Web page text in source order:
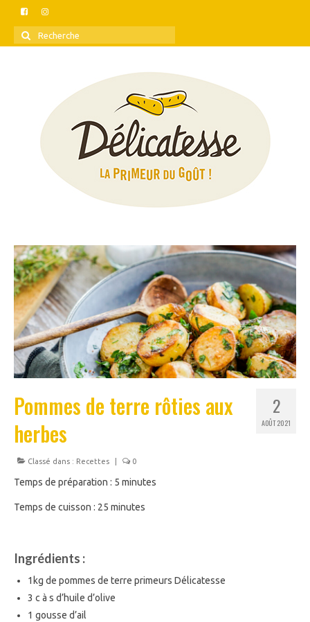
Rechercher
:
2
AOÛT 2021
Pommes de terre rôties aux
herbes
Classé dans : Recettes 0
Temps de préparation : 5 minutes
Temps de cuisson : 25 minutes
Ingrédients :
1kg de pommes de terre primeurs Délicatesse
3 c à s d’huile d’olive
1 gousse d’ail